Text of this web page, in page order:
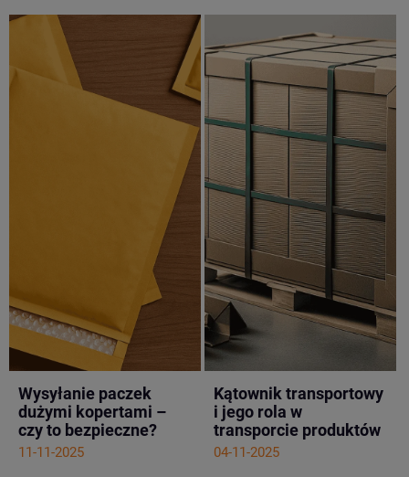
Wysyłanie paczek
dużymi kopertami –
czy to bezpieczne?
11-11-2025
Kątownik transportowy
i jego rola w
transporcie produktów
04-11-2025